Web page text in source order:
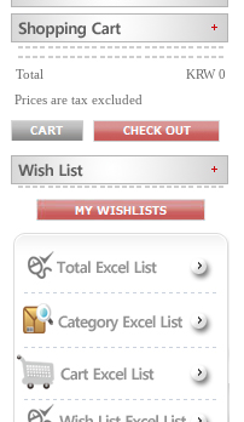
Total
KRW 0
Prices are tax excluded